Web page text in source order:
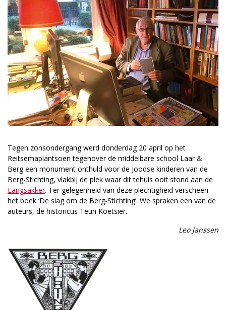
Tegen zonsondergang werd donderdag 20 april op het
Reitsemaplantsoen tegenover de middelbare school Laar &
Berg een monument onthuld voor de Joodse kinderen van de
Berg-Stichting, vlakbij de plek waar dit tehuis ooit stond aan de
Langsakker. Ter gelegenheid van deze plechtigheid verscheen
het boek ‘De slag om de Berg-Stichting’. We spraken een van de
auteurs, de historicus Teun Koetsier.
Leo Janssen